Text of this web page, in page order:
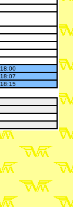
18:00
18:07
18:15